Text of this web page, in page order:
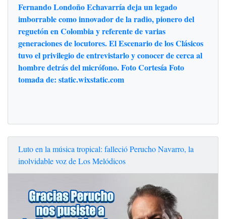
Fernando Londoño Echavarría deja un legado
imborrable como innovador de la radio, pionero del
reguetón en Colombia y referente de varias
generaciones de locutores. El Escenario de los Clásicos
tuvo el privilegio de entrevistarlo y conocer de cerca al
hombre detrás del micrófono. Foto Cortesía Foto
tomada de: static.wixstatic.com
Luto en la música tropical: falleció Perucho Navarro, la
inolvidable voz de Los Melódicos